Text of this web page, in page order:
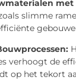
slimme
verhoogt de
op het tekort